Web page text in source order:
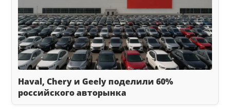
Haval, Chery и Geely поделили 60%
российского авторынка